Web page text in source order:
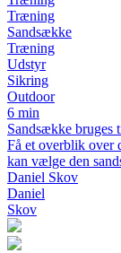
Træning
Sandsække
Træning
Udstyr
Sikring
Outdoor
6 min
Sandsække
Få et overblik over
kan vælge den
Daniel Skov
Daniel
Skov